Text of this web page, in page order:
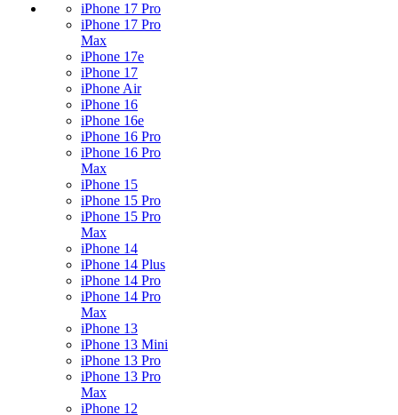
iPhone 17 Pro
iPhone 17 Pro
Max
iPhone 17e
iPhone 17
iPhone Air
iPhone 16
iPhone 16e
iPhone 16 Pro
iPhone 16 Pro
Max
iPhone 15
iPhone 15 Pro
iPhone 15 Pro
Max
iPhone 14
iPhone 14 Plus
iPhone 14 Pro
iPhone 14 Pro
Max
iPhone 13
iPhone 13 Mini
iPhone 13 Pro
iPhone 13 Pro
Max
iPhone 12